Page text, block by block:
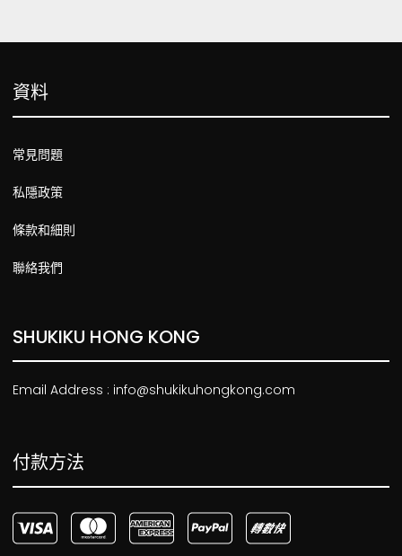
資料
常見問題
私隱政策
條款和細則
聯絡我們
SHUKIKU HONG KONG
Email Address : info@shukikuhongkong.com
付款方法